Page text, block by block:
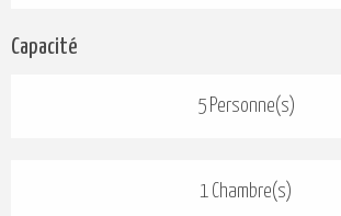
Capacité
5 Personne(s)
1 Chambre(s)